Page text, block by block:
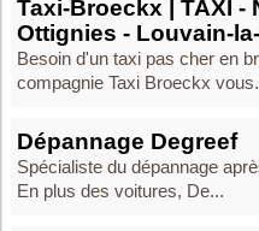
Taxi-Broeckx | TAXI -
Ottignies - Louvain-
Besoin d'un taxi pas cher en
compagnie Taxi Broeckx
Dépannage Degreef
Spécialiste du dépannage
En plus des voitures, De...